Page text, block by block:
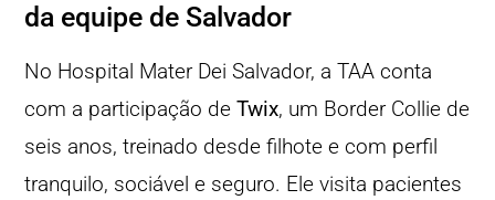
da equipe de Salvador
No Hospital Mater Dei Salvador, a TAA conta
com a participação deTwix, um Border Collie de
seis anos, treinado desde filhote e com perfil
tranquilo, sociável e seguro. Ele visita pacientes